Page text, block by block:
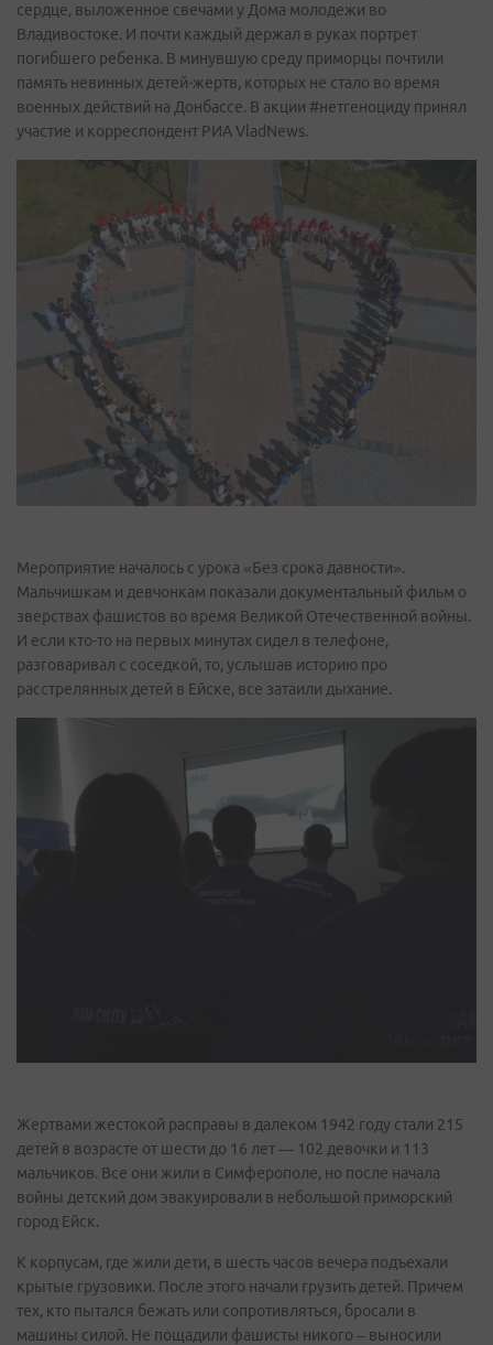
сердце, выложенное свечами у Дома молодежи во
Владивостоке. И почти каждый держал в руках портрет
погибшего ребенка. В минувшую среду приморцы почтили
память невинных детей-жертв, которых не стало во время
военных действий на Донбассе. В акции #нетгеноциду принял
участие и корреспондент РИА VladNews.
Мероприятие началось с урока «Без срока давности».
Мальчишкам и девчонкам показали документальный фильм о
зверствах фашистов во время Великой Отечественной войны.
И если кто-то на первых минутах сидел в телефоне,
разговаривал с соседкой, то, услышав историю про
расстрелянных детей в Ейске, все затаили дыхание.
Жертвами жестокой расправы в далеком 1942 году стали 215
детей в возрасте от шести до 16 лет — 102 девочки и 113
мальчиков. Все они жили в Симферополе, но после начала
войны детский дом эвакуировали в небольшой приморский
город Ейск.
К корпусам, где жили дети, в шесть часов вечера подъехали
крытые грузовики. После этого начали грузить детей. Причем
тех, кто пытался бежать или сопротивляться, бросали в
машины силой. Не пощадили фашисты никого – выносили